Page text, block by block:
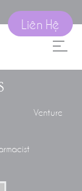
Liên Hệ
Venture